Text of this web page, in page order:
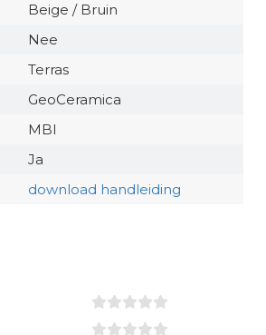
Beige / Bruin
Nee
Terras
GeoCeramica
MBI
Ja
download handleiding